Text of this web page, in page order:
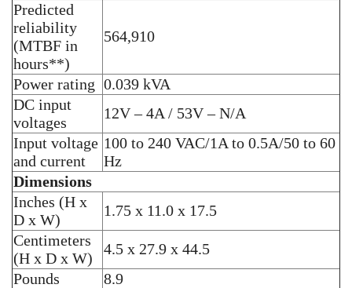
Predicted
reliability
(MTBF in
hours**)
564,910
Power rating 0.039 kVA
DC input
voltages
12V – 4A / 53V – N/A
Input voltage
and current
100 to 240 VAC/1A to 0.5A/50 to 60
Hz
Dimensions
Inches (H x
D x W)
1.75 x 11.0 x 17.5
Centimeters
(H x D x W)
4.5 x 27.9 x 44.5
Pounds
8.9